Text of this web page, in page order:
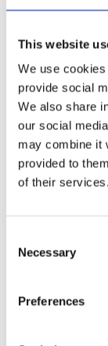
This website
We use
provide social
We also share
our social
may combine it
provided to
of their services.
Selection
Necessary
Preferences
Hett
väljas
Eko
på